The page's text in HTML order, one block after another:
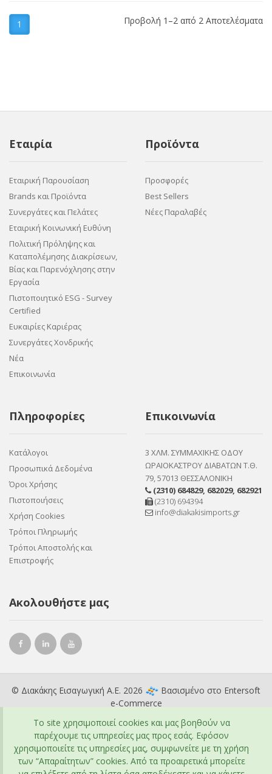
1 Προβολή 1–2 από 2 Αποτελέσματα
Εταιρία
Εταιρική Παρουσίαση
Brands και Προϊόντα
Συνεργάτες και Πελάτες
Εταιρική Κοινωνική Ευθύνη
Πολιτική Πρόληψης και
Καταπολέμησης Διακρίσεων,
Βίας και Παρενόχλησης στην
Εργασία
Πιστοποιητικό ESG - Survey
Certified
Ευκαιρίες Καριέρας
Συνεργάτες Χονδρικής
Νέα
Επικοινωνία
Προϊόντα
Προσφορές
Best Sellers
Νέες Παραλαβές
Πληροφορίες
Κατάλογοι
Προσωπικά Δεδομένα
Όροι Χρήσης
Πιστοποιήσεις
Χρήση Cookies
Τρόποι Πληρωμής
Τρόποι Αποστολής και
Επιστροφής
Επικοινωνία
3 ΧΛΜ. ΣΥΜΜΑΧΙΚΗΣ ΟΔΟΥ
ΩΡΑΙΟΚΑΣΤΡΟΥ ΔΙΑΒΑΤΩΝ Τ.Θ.
79, 57013 ΘΕΣΣΑΛΟΝΙΚΗ
(2310) 684829, 682029, 682921
(2310) 694394
info@diakakisimports.gr
Ακολουθήστε μας
© Διακάκης Εισαγωγική Α.Ε. 2026 Βασισμένο στο Entersoft
e-Commerce
To site χρησιμοποιεί cookies και μας βοηθούν να
παρέχουμε τις υπηρεσίες μας προς εσάς. Εφόσον
χρησιμοποιείτε τις υπηρεσίες μας, συμφωνείτε με τη χρήση
των “Απαραίτητων” cookies. Από τα προαιρετικά μπορείτε